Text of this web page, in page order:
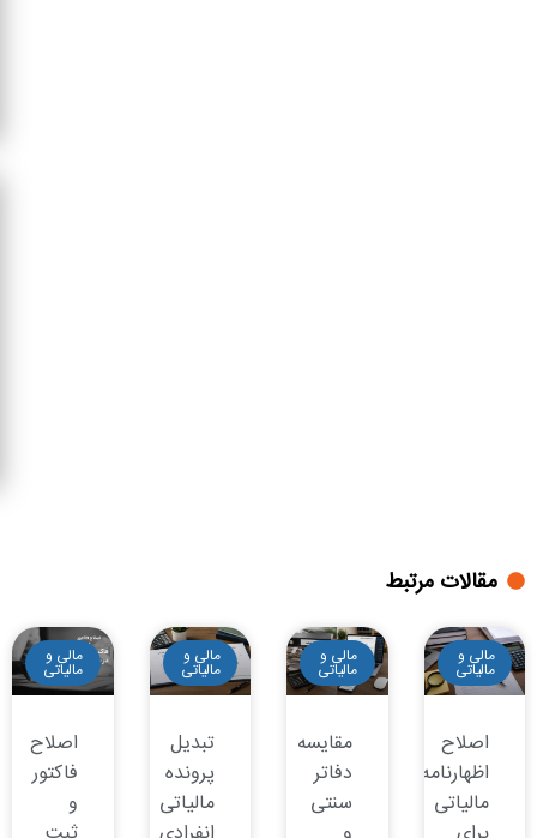
مقالات مرتبط
مالی و
مالیاتی
اصلاح
اظهارنامه
مالیاتی
مالی و
مالیاتی
مقایسه
دفاتر
سنتی
مالی و
مالیاتی
تبدیل
پرونده
مالیاتی
مالی و
مالیاتی
اصلاح
فاکتور
و